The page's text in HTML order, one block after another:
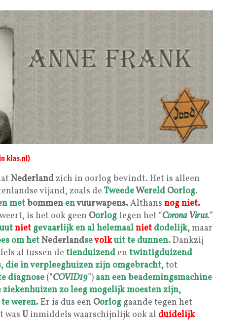
klas.nl)
Nederlandzich in oorlog bevindt. Het is alleen
vijand, zoals de TweedeWereld Oorlog.
metbommen envuurwapens.Althans nog niet.
is het ook geen Oorlogtegen het “Corona Virus.”
niet gevaarlijk en al helemaalniet dodelijk,maar
om hetNederlandsevolkuit te dunnen.Dankzij
al tussen detienduizend en twintigduizend
die in verpleeghuizen zijn omgebracht,tot
diagnose (“COVID19”) aan een beademingsmachine
ziekenhuizen zo leeg mogelijk moesten zijn,
weren.Er is dus een Oorlog gaande tegen het
was U inmiddels waarschijnlijk ook al duidelijk